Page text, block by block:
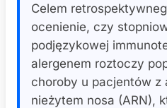
Celem
ocenienie, czy
podjęzykowej
alergenem roztoczy
choroby u pacjentów z
nieżytem nosa (ARN),